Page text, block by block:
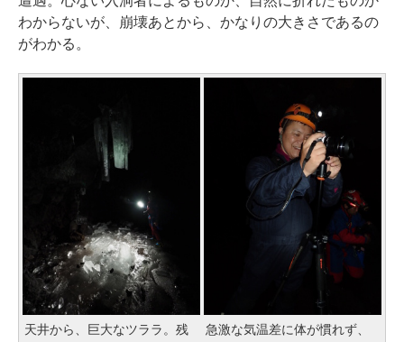
わからないが、崩壊あとから、かなりの大きさであるの
がわかる。
天井から、巨大なツララ。残
急激な気温差に体が慣れず、